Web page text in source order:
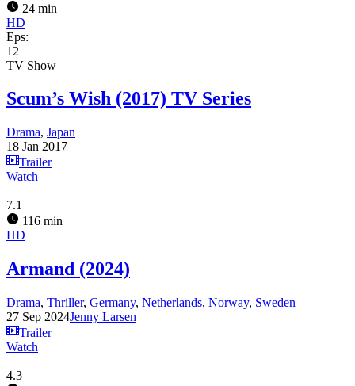
24 min
HD
Eps:
12
TV Show
Scum’s Wish (2017) TV Series
Drama, Japan
18 Jan 2017
Trailer
Watch
7.1
116 min
HD
Armand (2024)
Drama, Thriller, Germany, Netherlands, Norway, Sweden
27 Sep 2024Jenny Larsen
Trailer
Watch
4.3